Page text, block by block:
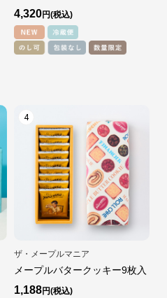
4,320円
4
ザ・メープルマニア
メープルバタークッキー9枚入
1,188円